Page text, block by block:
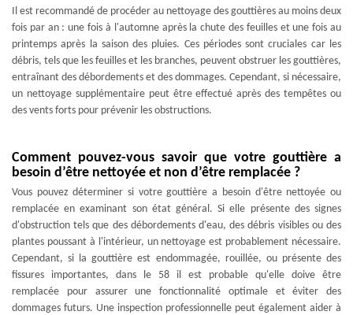
Il est recommandé de procéder au nettoyage des gouttières au moins deux
fois par an : une fois à l'automne après la chute des feuilles et une fois au
printemps après la saison des pluies. Ces périodes sont cruciales car les
débris, tels que les feuilles et les branches, peuvent obstruer les gouttières,
entraînant des débordements et des dommages. Cependant, si nécessaire,
un nettoyage supplémentaire peut être effectué après des tempêtes ou
des vents forts pour prévenir les obstructions.
Comment pouvez-vous savoir que votre gouttière a
besoin d’être nettoyée et non d’être remplacée ?
Vous pouvez déterminer si votre gouttière a besoin d'être nettoyée ou
remplacée en examinant son état général. Si elle présente des signes
d'obstruction tels que des débordements d'eau, des débris visibles ou des
plantes poussant à l'intérieur, un nettoyage est probablement nécessaire.
Cependant, si la gouttière est endommagée, rouillée, ou présente des
fissures importantes, dans le 58 il est probable qu'elle doive être
remplacée pour assurer une fonctionnalité optimale et éviter des
dommages futurs. Une inspection professionnelle peut également aider à